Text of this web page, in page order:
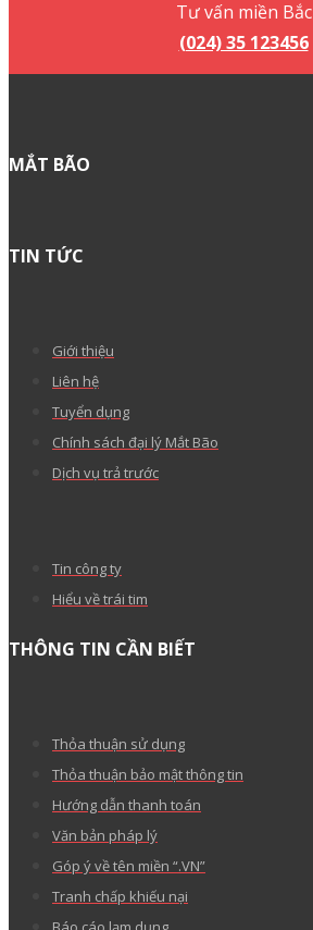
Tư vấn miền Bắc
(024) 35 123456
MẮT BÃO
TIN TỨC
Giới thiệu
Liên hệ
Tuyển dụng
Chính sách đại lý Mắt Bão
Dịch vụ trả trước
Tin công ty
Hiểu về trái tim
THÔNG TIN CẦN BIẾT
Thỏa thuận sử dụng
Thỏa thuận bảo mật thông tin
Hướng dẫn thanh toán
Văn bản pháp lý
Góp ý về tên miền “.VN”
Tranh chấp khiếu nại